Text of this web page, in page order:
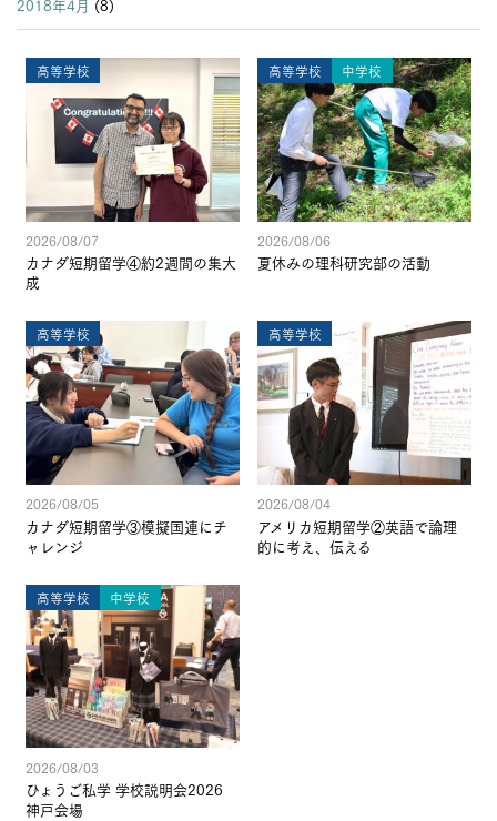
高等学校
2026/08/07
カナダ短期留学④約2週間の集大
成
高等学校 中学校
2026/08/06
夏休みの理科研究部の活動
高等学校
2026/08/05
カナダ短期留学③模擬国連にチ
ャレンジ
高等学校
2026/08/04
アメリカ短期留学②英語で論理
的に考え、伝える
高等学校 中学校
2026/08/03
ひょうご私学 学校説明会2026
神戸会場